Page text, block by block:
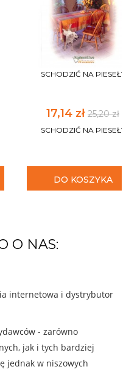
SCHODZIĆ NA PIESEŁY
17,14 zł 25,20 zł
SCHODZIĆ NA PIESEŁY
DO KOSZYKA
O NAS:
internetowa i dystrybutor
- zarówno
jak i tych bardziej
jednak w niszowych